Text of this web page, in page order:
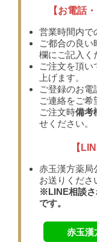
【お電話
営業時間内で
ご都合の良
欄にご記入く
ご注文を頂い
上げます。
ご登録のお
ご連絡をご希
ご注文時備考
せください。
【
赤玉漢方薬局
お送りくださ
※LINE相談さ
です。
赤玉漢